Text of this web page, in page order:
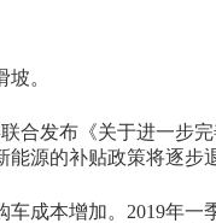
。
合发布《关于进一步
源的补贴政策将逐步
成本增加。2019年